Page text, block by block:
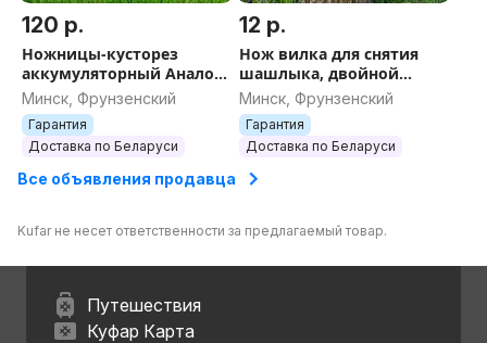
120 р.
Ножницы-кусторез
аккумуляторный Аналог
Макита 2 насадки + 2
аккумулятора садовый,
для дачи, для сада
Минск, Фрунзенский
Гарантия
Доставка по Беларуси
12 р.
Нож вилка для снятия
шашлыка, двойной
шампур, шашлычный
пруток для гриля и
грибов, овощей и
курицы
Минск, Фрунзенский
Гарантия
Доставка по Беларуси
Все объявления продавца
Kufar не несет ответственности за предлагаемый товар.
Путешествия
Куфар Карта